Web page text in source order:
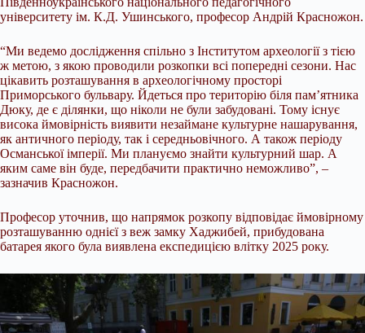
університету ім. К.Д. Ушинського, професор Андрій Красножон.
“Ми ведемо дослідження спільно з Інститутом археології з тією
ж метою, з якою проводили розкопки всі попередні сезони. Нас
цікавить розташування в археологічному просторі
Приморського бульвару. Йдеться про територію біля пам’ятника
Дюку, де є ділянки, що ніколи не були забудовані. Тому існує
висока ймовірність виявити незаймане культурне нашарування,
як античного періоду, так і середньовічного. А також періоду
Османської імперії. Ми плануємо знайти культурний шар. А
яким саме він буде, передбачити практично неможливо”, –
зазначив Красножон.
Професор уточнив, що напрямок розкопу відповідає ймовірному
розташуванню однієї з веж замку Хаджибей, прибудована
батарея якого була виявлена експедицією влітку 2025 року.